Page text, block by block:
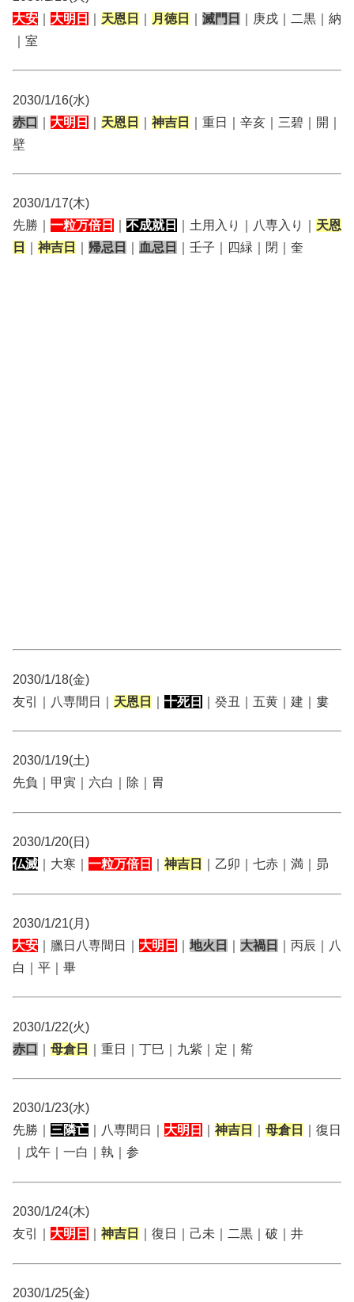
大安
大明日 天恩日 月徳日 滅門日
｜庚戌｜二黒｜納
｜室
2030/1/16(水)
赤口
大明日 天恩日 神吉日
｜重日｜辛亥｜三碧｜開｜
壁
2030/1/17(木)
先勝｜ 一粒万倍日 不成就日 ｜土用入り｜八専入り｜ 天恩
日
神吉日 帰忌日 血忌日 ｜壬子｜四緑｜閉｜奎
2030/1/18(金)
友引｜八専間日｜ 天恩日 十死日 ｜癸丑｜五黄｜建｜婁
2030/1/19(土)
先負｜甲寅｜六白｜除｜胃
2030/1/20(日)
仏滅 ｜大寒｜ 一粒万倍日 神吉日 ｜乙卯｜七赤｜満｜昴
2030/1/21(月)
大安 ｜臘日八専間日｜ 大明日 地火日 大禍日
｜丙辰｜八
白｜平｜畢
2030/1/22(火)
赤口
母倉日 ｜重日｜丁巳｜九紫｜定｜觜
2030/1/23(水)
先勝｜ 三隣亡 ｜八専間日｜ 大明日 神吉日 母倉日
｜復日
｜戊午｜一白｜執｜参
2030/1/24(木)
友引｜ 大明日 神吉日 ｜復日｜己未｜二黒｜破｜井
2030/1/25(金)